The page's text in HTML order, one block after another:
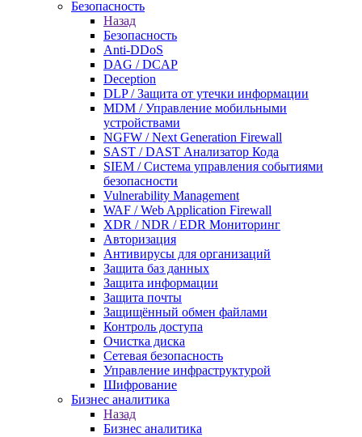
Безопасность
Назад
Безопасность
Anti-DDoS
DAG / DCAP
Deception
DLP / Защита от утечки информации
MDM / Управление мобильными
устройствами
NGFW / Next Generation Firewall
SAST / DAST Анализатор Кода
SIEM / Система управления событиями
безопасности
Vulnerability Management
WAF / Web Application Firewall
XDR / NDR / EDR Мониторинг
Авторизация
Антивирусы для организаций
Защита баз данных
Защита информации
Защита почты
Защищённый обмен файлами
Контроль доступа
Очистка диска
Сетевая безопасность
Управление инфраструктурой
Шифрование
Бизнес аналитика
Назад
Бизнес аналитика